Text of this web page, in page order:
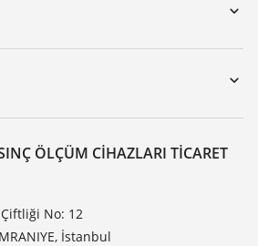
arama
ÖLÇÜM CIHAZLARI TICARET
No: 12
İstanbul